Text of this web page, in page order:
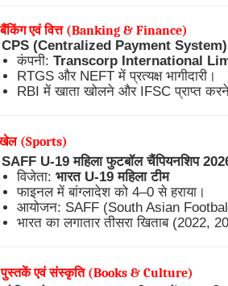
एवं वित्त (Banking & Finance)
CPS (Centralized Payment System)
कंपनी: Transcorp International
RTGS और NEFT में प्रत्यक्ष भागीदारी।
RBI में खाता खोलने और IFSC प्राप्त
(Sports)
SAFF U-19 महिला फुटबॉल चैंपियनशिप
विजेता:भारत U-19 महिला टीम
फाइनल में बांग्लादेश को 4–0 से हराया।
आयोजन: SAFF (South Asian
भारत का लगातार तीसरा खिताब (2022,
एवं संस्कृति (Books & Culture)